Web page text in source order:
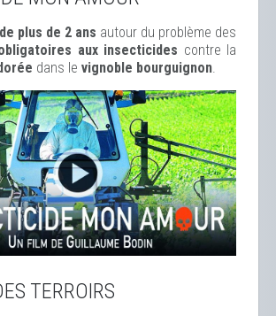
plus de 2 ans autour du problème des
aux insecticides contre la
dans le vignoble bourguignon
TERROIRS